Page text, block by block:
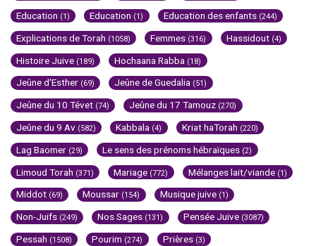
Education (1) Education (1) Education des enfants (244)
Explications de Torah (1058) Femmes (316) Hassidout (4)
Histoire Juive (189) Hochaana Rabba (18)
Jeûne d'Esther (69) Jeûne de Guedalia (51)
Jeûne du 10 Tévet (74) Jeûne du 17 Tamouz (270)
Jeûne du 9 Av (582) Kabbala (4) Kriat haTorah (220)
Lag Baomer (29) Le sens des prénoms hébraïques (2)
Limoud Torah (371) Mariage (772) Mélanges lait/viande (1)
Middot (69) Moussar (154) Musique juive (1)
Non-Juifs (249) Nos Sages (131) Pensée Juive (3087)
Pessah (1508) Pourim (274) Prières (3)